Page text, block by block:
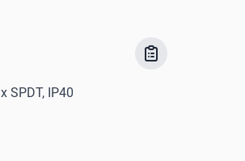
SPDT, IP40